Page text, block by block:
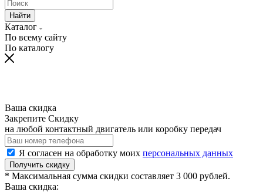
Найти
Каталог
По всему сайту
По каталогу
Ваша скидка
Закрепите Скидку
на любой контактный двигатель или коробку передач
Я согласен на обработку моих персональных данных
Получить скидку
* Максимальная сумма скидки составляет 3 000 рублей.
Ваша скидка: